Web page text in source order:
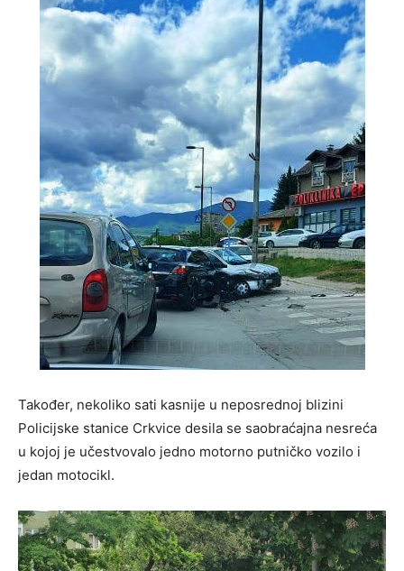
Također, nekoliko sati kasnije u neposrednoj blizini
Policijske stanice Crkvice desila se saobraćajna nesreća
u kojoj je učestvovalo jedno motorno putničko vozilo i
jedan motocikl.